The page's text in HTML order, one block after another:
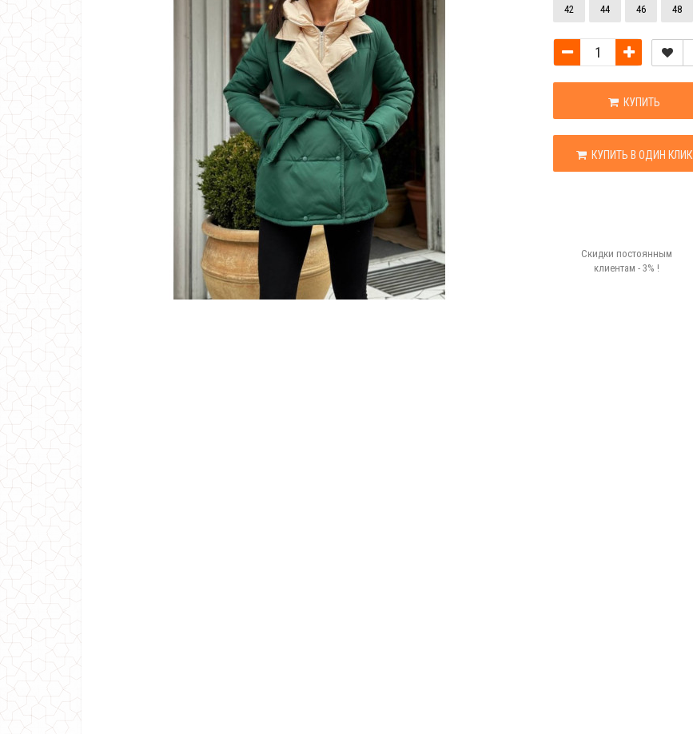
42 44 46 48
КУПИТЬ
КУПИТЬ В ОДИН КЛИК
Скидки постоянным
клиентам - 3% !